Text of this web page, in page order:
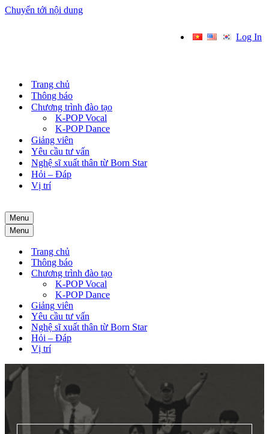
Chuyển tới nội dung
Log In
Trang chủ
Thông báo
Chương trình đào tạo
K-POP Vocal
K-POP Dance
Giảng viên
Yêu cầu tư vấn
Nghệ sĩ xuất thân từ Born Star
Hỏi – Đáp
Vị trí
Menu
Menu
Trang chủ
Thông báo
Chương trình đào tạo
K-POP Vocal
K-POP Dance
Giảng viên
Yêu cầu tư vấn
Nghệ sĩ xuất thân từ Born Star
Hỏi – Đáp
Vị trí